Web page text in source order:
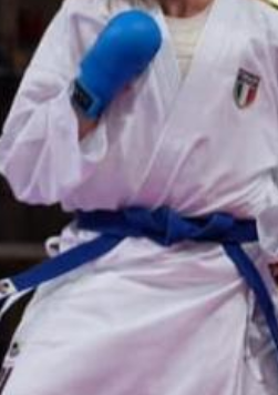
Arbitrato per lo
Federale
di Appello
Giustizia